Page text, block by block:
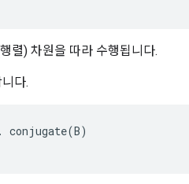
렬) 차원을 따라 수행됩니다.
다.
. conjugate(B)